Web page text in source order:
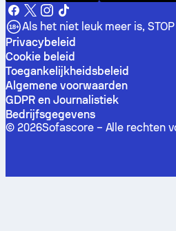
Als het niet leuk meer is, STOP
Privacybeleid
Cookie beleid
Toegankelijkheidsbeleid
Algemene voorwaarden
GDPR en Journalistiek
Bedrijfsgegevens
© 2026Sofascore – Alle rechten